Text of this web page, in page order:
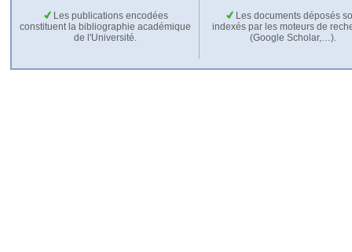
Les publications encodées
constituent la bibliographie académique
de l'Université.
Les documents déposés
indexés par les moteurs de
(Google Scholar,…).